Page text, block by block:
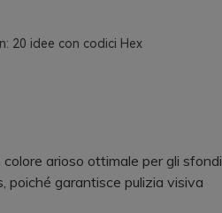
20 idee con codici Hex
arioso ottimale per gli sfondi
poiché garantisce pulizia visiva